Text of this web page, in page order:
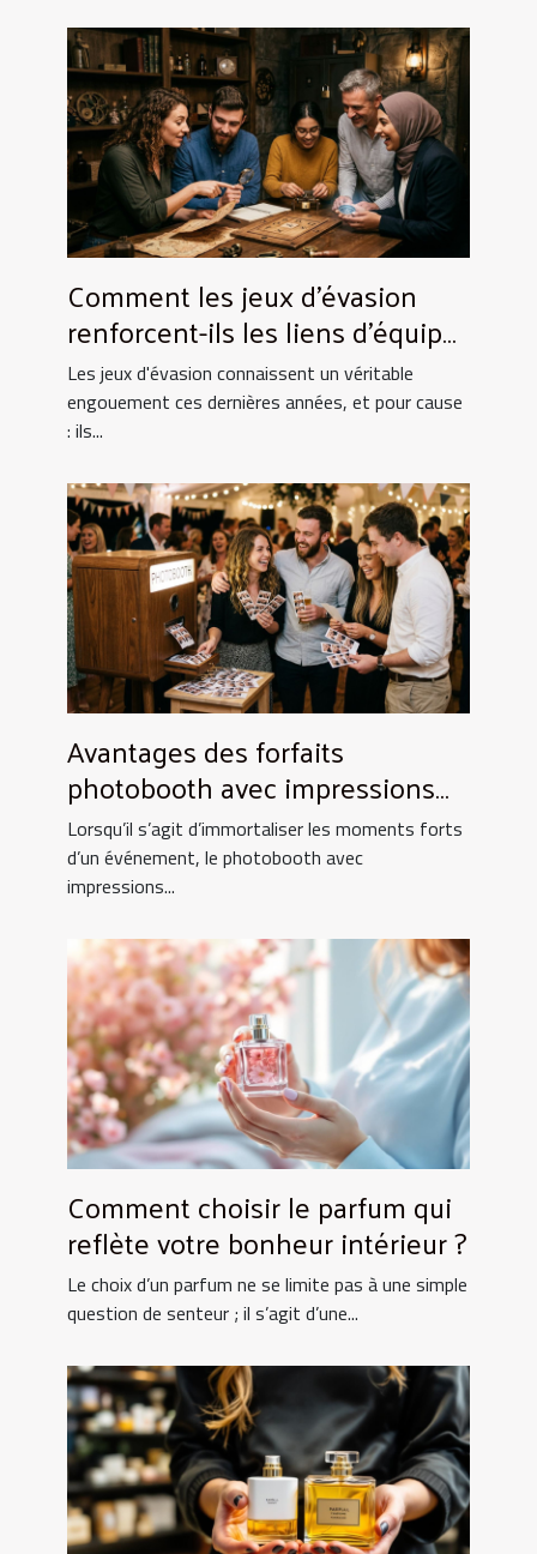
Comment les jeux d'évasion
renforcent-ils les liens d'équipe
?
Les jeux d'évasion connaissent un véritable
engouement ces dernières années, et pour cause
: ils...
Avantages des forfaits
photobooth avec impressions
illimitées
Lorsqu’il s’agit d’immortaliser les moments forts
d’un événement, le photobooth avec
impressions...
Comment choisir le parfum qui
reflète votre bonheur intérieur ?
Le choix d’un parfum ne se limite pas à une simple
question de senteur ; il s’agit d’une...